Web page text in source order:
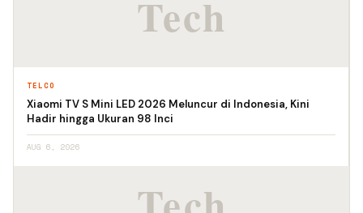
TELCO
Xiaomi TV S Mini LED 2026 Meluncur di Indonesia, Kini
Hadir hingga Ukuran 98 Inci
AUG 6, 2026